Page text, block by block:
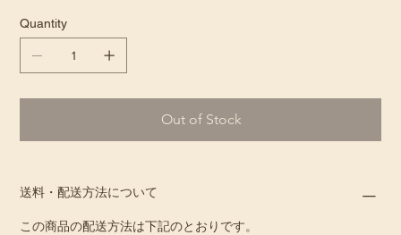
Quantity
Out of Stock
送料・配送方法について
この商品の配送方法は下記のとおりです。